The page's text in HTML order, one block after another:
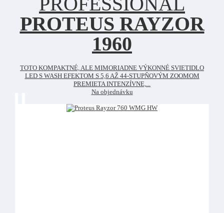
PROTEUS RAYZOR
1960
TOTO KOMPAKTNÉ, ALE MIMORIADNE VÝKONNÉ SVIETIDLO
LED S WASH EFEKTOM S 5,6 AŽ 44-STUPŇOVÝM ZOOMOM
PREMIETA INTENZÍVNE,...
Na objednávku